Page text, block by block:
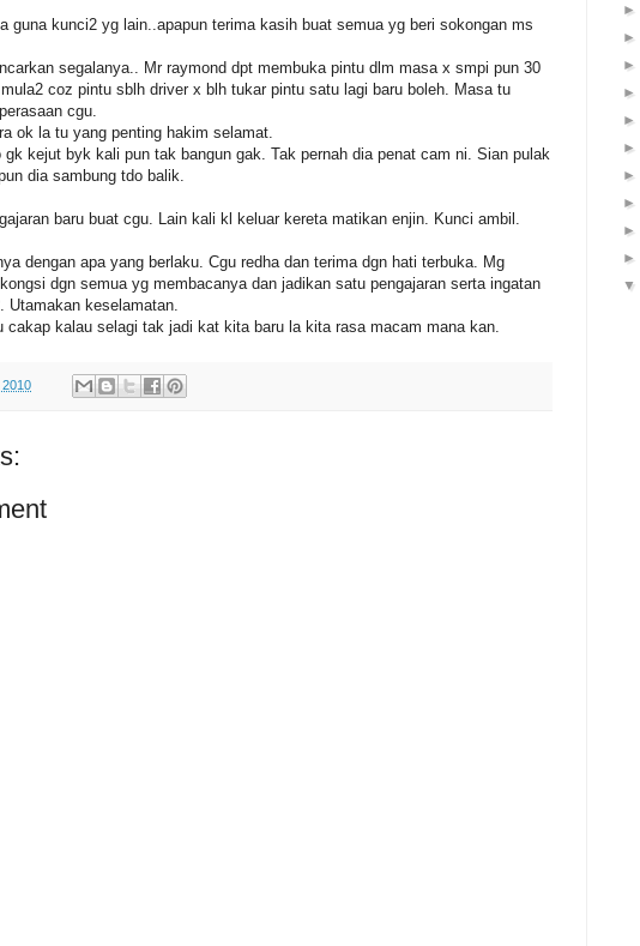
guna kunci2 yg lain..apapun terima kasih buat semua yg beri sokongan ms
segalanya.. Mr raymond dpt membuka pintu dlm masa x smpi pun 30
coz pintu sblh driver x blh tukar pintu satu lagi baru boleh. Masa tu
cgu.
ok la tu yang penting hakim selamat.
gk kejut byk kali pun tak bangun gak. Tak pernah dia penat cam ni. Sian pulak
dia sambung tdo balik.
baru buat cgu. Lain kali kl keluar kereta matikan enjin. Kunci ambil.
dengan apa yang berlaku. Cgu redha dan terima dgn hati terbuka. Mg
dgn semua yg membacanya dan jadikan satu pengajaran serta ingatan
Utamakan keselamatan.
cakap kalau selagi tak jadi kat kita baru la kita rasa macam mana kan.
2010
►
►
►
►
►
►
►
►
►
►
▼